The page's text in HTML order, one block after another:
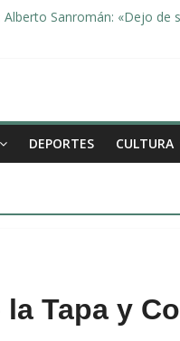
Alberto Sanromán: «Dejo de
DEPORTES CULTURA
la Tapa y